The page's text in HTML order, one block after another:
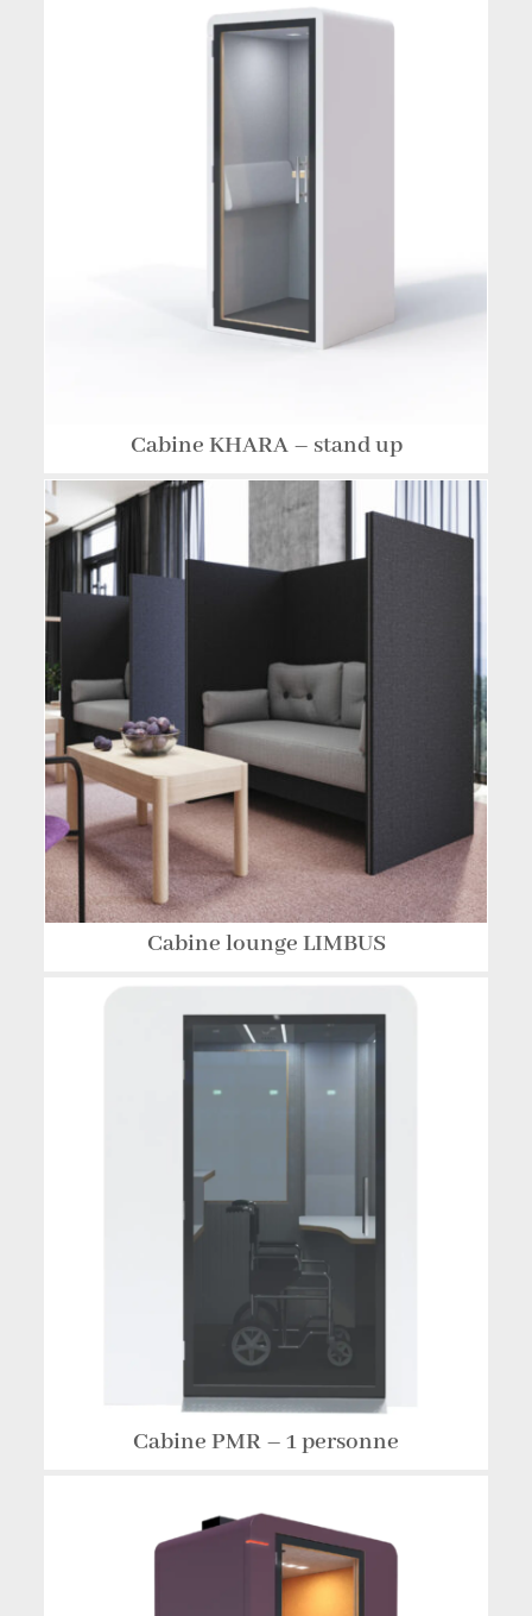
Cabine KHARA – stand up
Cabine lounge LIMBUS
Cabine PMR – 1 personne